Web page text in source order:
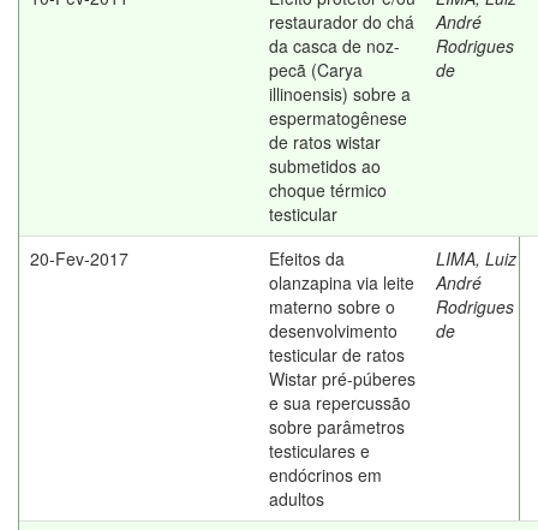
restaurador do chá
da casca de noz-
pecã (Carya
illinoensis) sobre a
espermatogênese
de ratos wistar
submetidos ao
choque térmico
testicular
André
Rodrigues
de
20-Fev-2017
Efeitos da
olanzapina via leite
materno sobre o
desenvolvimento
testicular de ratos
Wistar pré-púberes
e sua repercussão
sobre parâmetros
testiculares e
endócrinos em
adultos
LIMA, Luiz
André
Rodrigues
de